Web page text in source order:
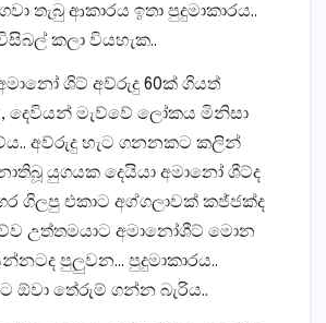
තැබු ආකාරය ඉතා පුදුමාකාරය..
කලා වියහැක..
ශිට් අව්රුදු 60ක් ගියත්
දෙවියන් මැව්වේ ලෝකය මිනිසා
අව්රුදු හැට ගනනකට කලින්
යුගයක දෙයියා අමානෝ ශීට්ද
ගිලපු එකාට අග්ගලාවක් කජ්ජක්ද
උත්තමයාට අමානෝශීට් මොන
පුලුවන… පුදුමාකාරය..
ඕවා තේරුම් ගන්න බැරිය..